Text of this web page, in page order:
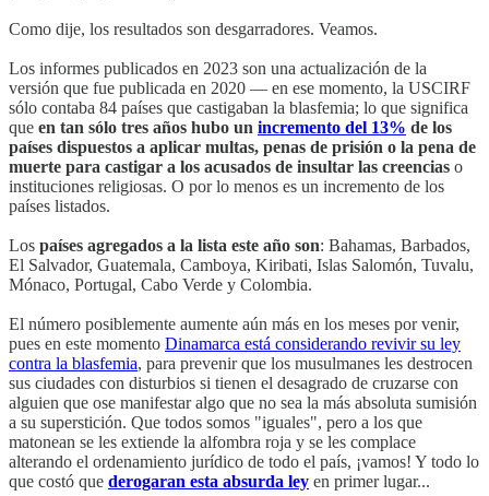
Como dije, los resultados son desgarradores. Veamos.
Los informes publicados en 2023 son una actualización de la
versión que fue publicada en 2020 — en ese momento, la USCIRF
sólo contaba 84 países que castigaban la blasfemia; lo que significa
que en tan sólo tres años hubo un incremento del 13% de los
países dispuestos a aplicar multas, penas de prisión o la pena de
muerte para castigar a los acusados de insultar las creencias o
instituciones religiosas. O por lo menos es un incremento de los
países listados.
Los países agregados a la lista este año son: Bahamas, Barbados,
El Salvador, Guatemala, Camboya, Kiribati, Islas Salomón, Tuvalu,
Mónaco, Portugal, Cabo Verde y Colombia.
El número posiblemente aumente aún más en los meses por venir,
pues en este momento Dinamarca está considerando revivir su ley
contra la blasfemia, para prevenir que los musulmanes les destrocen
sus ciudades con disturbios si tienen el desagrado de cruzarse con
alguien que ose manifestar algo que no sea la más absoluta sumisión
a su superstición. Que todos somos "iguales", pero a los que
matonean se les extiende la alfombra roja y se les complace
alterando el ordenamiento jurídico de todo el país, ¡vamos! Y todo lo
que costó que derogaran esta absurda ley en primer lugar...